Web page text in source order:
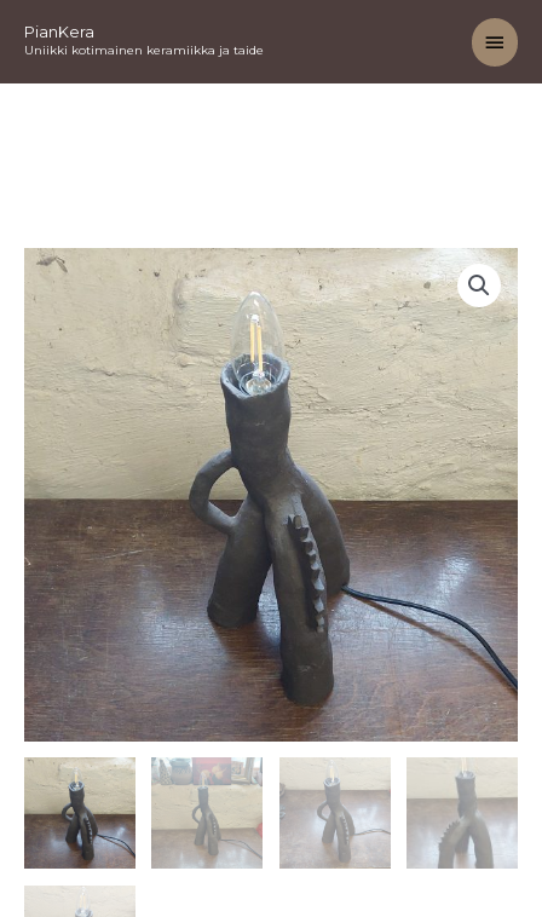
sisältöön
PianKera
Uniikki kotimainen keramiikka ja taide
Lamppu
määrä